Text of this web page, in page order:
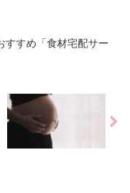
すすめ「食材宅配サー